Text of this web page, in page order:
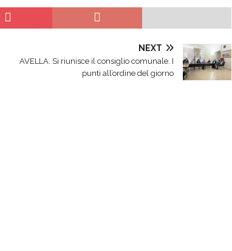
NEXT
AVELLA. Si riunisce il consiglio comunale. I
punti all’ordine del giorno